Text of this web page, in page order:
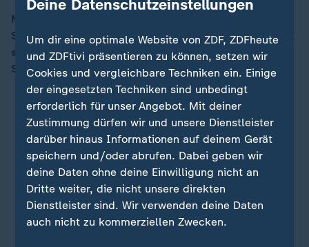
Natascha Sagorski verlor ihr Kind in der 10.
Schwangerschaftswoche. Eine Krankschreibung erhielt
sie nicht. Seitdem kämpft sie für mehr Rechte und
Schutz für Betroffene.
Deine Datenschutzeinstellungen
Um dir eine optimale Website von ZDF, ZDFheute
und ZDFtivi präsentieren zu können, setzen wir
Cookies und vergleichbare Techniken ein. Einige
der eingesetzten Techniken sind unbedingt
erforderlich für unser Angebot. Mit deiner
Zustimmung dürfen wir und unsere Dienstleister
darüber hinaus Informationen auf deinem Gerät
speichern und/oder abrufen. Dabei geben wir
deine Daten ohne deine Einwilligung nicht an
Dritte weiter, die nicht unsere direkten
Dienstleister sind. Wir verwenden deine Daten
auch nicht zu kommerziellen Zwecken.